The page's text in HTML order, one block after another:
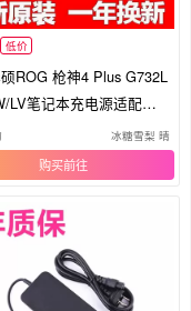
低价
ROG 枪神4 Plus G732L
LV笔记本充电源适配器
冰糖雪梨 晴
购买